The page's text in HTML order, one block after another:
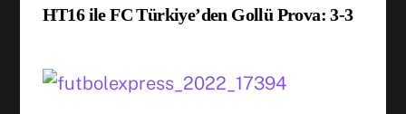
HT16 ile FC Türkiye’den Gollü Prova: 3-3